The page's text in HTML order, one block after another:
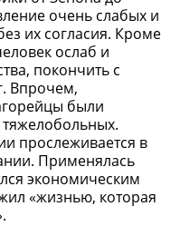
очень слабых и
их согласия. Кроме
ослаб и
покончить с
Впрочем,
были
прослеживается в
Применялась
экономическим
«жизнью, которая